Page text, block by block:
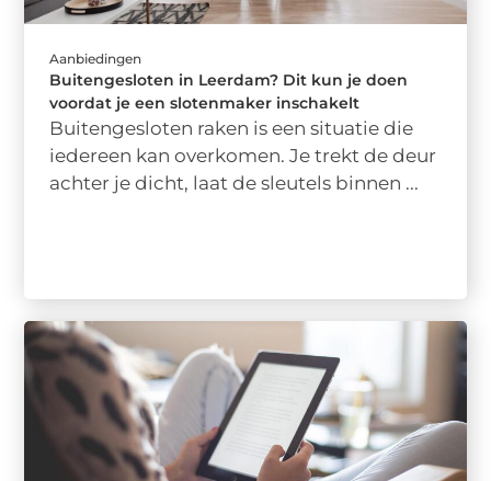
Aanbiedingen
Buitengesloten in Leerdam? Dit kun je doen
voordat je een slotenmaker inschakelt
Buitengesloten raken is een situatie die
iedereen kan overkomen. Je trekt de deur
achter je dicht, laat de sleutels binnen ...